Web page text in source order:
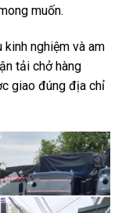
muốn.
nghiệm và am
tải chở hàng
giao đúng địa chỉ